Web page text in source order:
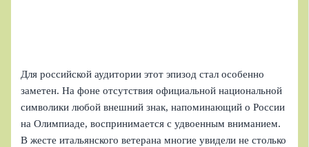
Для российской аудитории этот эпизод стал особенно
заметен. На фоне отсутствия официальной национальной
символики любой внешний знак, напоминающий о России
на Олимпиаде, воспринимается с удвоенным вниманием.
В жесте итальянского ветерана многие увидели не столько